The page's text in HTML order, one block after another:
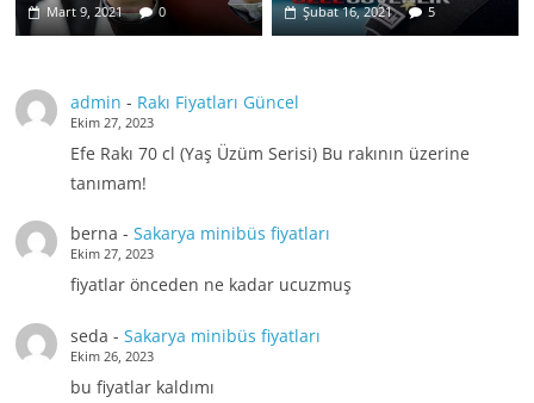
Mart 9, 2021 0 Şubat 16, 2021 5
admin - Rakı Fiyatları Güncel
Ekim 27, 2023
Efe Rakı 70 cl (Yaş Üzüm Serisi) Bu rakının üzerine
tanımam!
berna - Sakarya minibüs fiyatları
Ekim 27, 2023
fiyatlar önceden ne kadar ucuzmuş
seda - Sakarya minibüs fiyatları
Ekim 26, 2023
bu fiyatlar kaldımı